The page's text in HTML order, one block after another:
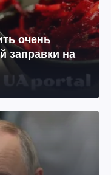
очень
заправки на